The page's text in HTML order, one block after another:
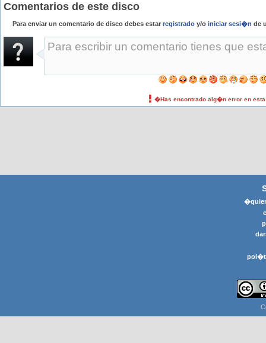
Comentarios de este disco
Para enviar un comentario de disco debes estar registrado y/o iniciar sesi�n de
�Has encontrado alg�n error en